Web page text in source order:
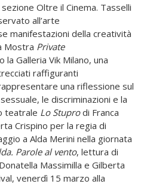
Oltre il Cinema. Tasselli
all’arte
manifestazioni della creatività
Mostra Private
Galleria Vik Milano, una
raffiguranti
una riflessione sul
le discriminazioni e la
teatrale Lo Stuprodi Franca
Crispino per la regia di
a Alda Merini nella giornata
Parole al vento, lettura di
Massimilla e Gilberta
venerdì 15 marzo alla